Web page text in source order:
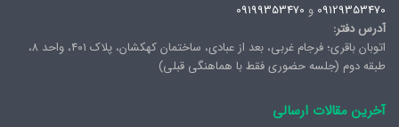
09129353470 و 09199353470
آدرس دفتر:
اتوبان باقری؛ فرجام غربی، بعد از عبادی، ساختمان کهکشان، پلاک ۴۰۱، واحد ۸،
طبقه دوم (جلسه حضوری فقط با هماهنگی قبلی)
آخرین مقالات ارسالی